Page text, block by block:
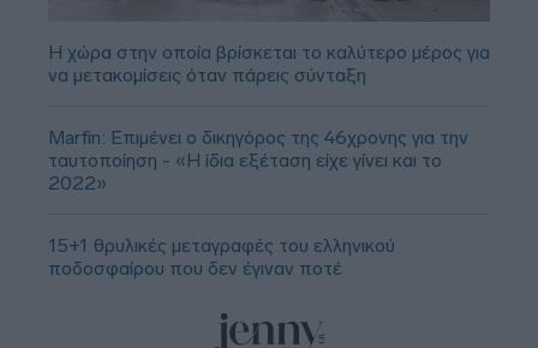
Η χώρα στην οποία βρίσκεται το καλύτερο μέρος για
να μετακομίσεις όταν πάρεις σύνταξη
Marfin: Επιμένει ο δικηγόρος της 46χρονης για την
ταυτοποίηση - «Η ίδια εξέταση είχε γίνει και το
2022»
15+1 θρυλικές μεταγραφές του ελληνικού
ποδοσφαίρου που δεν έγιναν ποτέ